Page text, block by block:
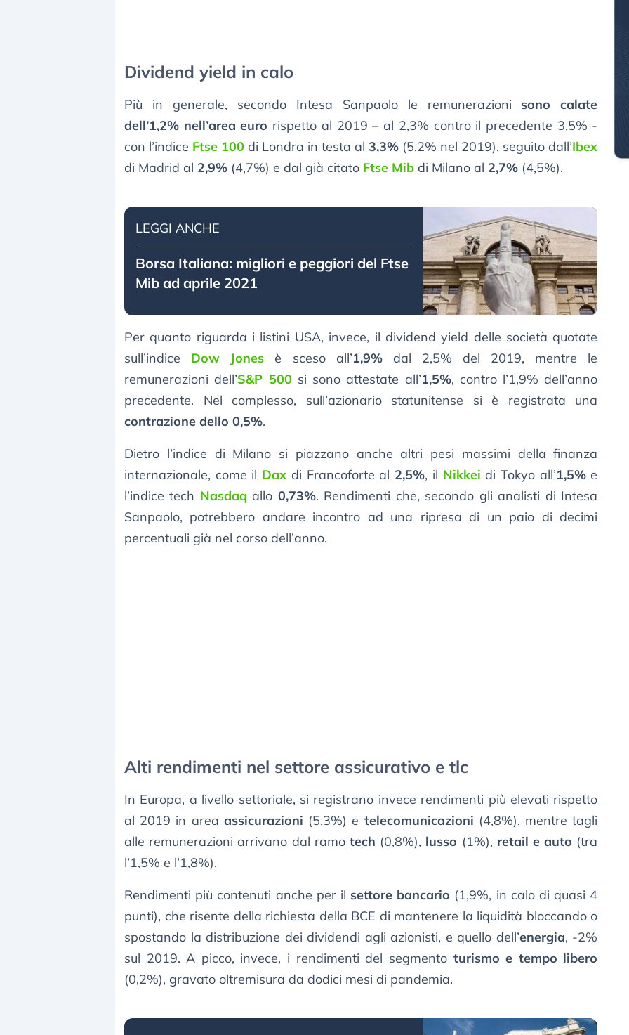
Dividend yield in calo
Più in generale, secondo Intesa Sanpaolo le remunerazioni sono calate
dell’1,2% nell’area euro rispetto al 2019 – al 2,3% contro il precedente 3,5% -
con l’indice Ftse 100 di Londra in testa al3,3% (5,2% nel 2019), seguito dall’Ibex
di Madrid al 2,9% (4,7%) e dal già citato Ftse Mib di Milano al 2,7% (4,5%).
LEGGI ANCHE
Borsa Italiana: migliori e peggiori del Ftse
Mib ad aprile 2021
Per quanto riguarda i listini USA, invece, il dividend yield delle società quotate
sull’indice Dow Jones è sceso all’1,9%dal 2,5% del 2019, mentre le
remunerazioni dell’S&P 500 si sono attestate all’1,5%, contro l’1,9% dell’anno
precedente. Nel complesso, sull’azionario statunitense si è registrata una
contrazione dello 0,5%.
Dietro l’indice di Milano si piazzano anche altri pesi massimi della finanza
internazionale, come il Dax di Francoforte al 2,5%, il Nikkei di Tokyo all’1,5%e
l’indice tech Nasdaq allo 0,73%. Rendimenti che, secondo gli analisti di Intesa
Sanpaolo, potrebbero andare incontro ad una ripresa di un paio di decimi
percentuali già nel corso dell’anno.
Alti rendimenti nel settore assicurativo e tlc
In Europa, a livello settoriale, si registrano invece rendimenti più elevati rispetto
al 2019 in area assicurazioni (5,3%) e telecomunicazioni (4,8%), mentre tagli
alle remunerazioni arrivano dal ramo tech (0,8%), lusso (1%), retail e auto (tra
l’1,5% e l’1,8%).
Rendimenti più contenuti anche per il settore bancario (1,9%, in calo di quasi 4
punti), che risente della richiesta della BCE di mantenere la liquidità bloccando o
spostando la distribuzione dei dividendi agli azionisti, e quello dell’energia, -2%
sul 2019. A picco, invece, i rendimenti del segmento turismo e tempo libero
(0,2%), gravato oltremisura da dodici mesi di pandemia.